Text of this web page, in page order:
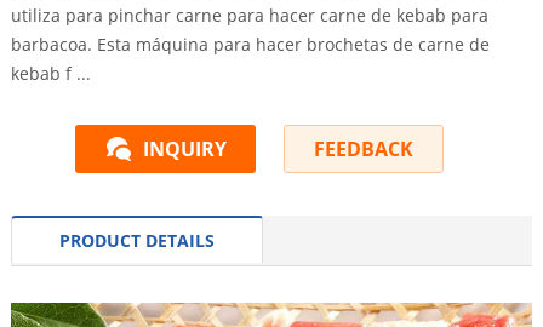
utiliza para pinchar carne para hacer carne de kebab para
barbacoa. Esta máquina para hacer brochetas de carne de
kebab f ...
INQUIRY FEEDBACK
PRODUCT DETAILS